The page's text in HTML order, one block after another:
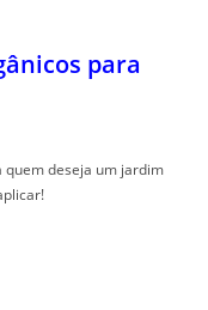
para
quem deseja um jardim